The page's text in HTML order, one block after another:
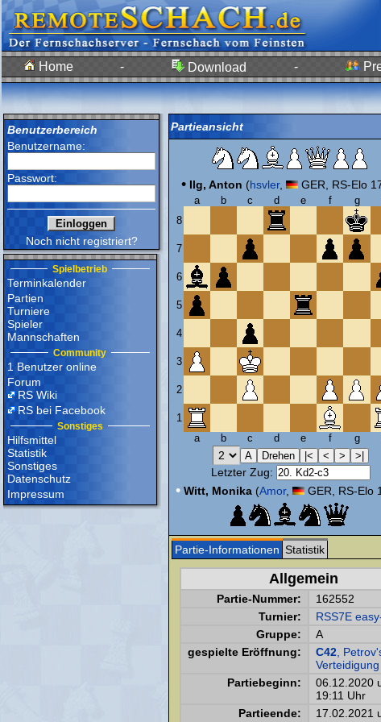
Home - Download -
Benutzerbereich
Benutzername:
Passwort:
Noch nicht registriert?
Spielbetrieb
Terminkalender
Partien
Turniere
Spieler
Mannschaften
Community
1 Benutzer online
Forum
RS Wiki
RS bei Facebook
Sonstiges
Hilfsmittel
Statistik
Sonstiges
Datenschutz
Impressum
Partieansicht
• Ilg, Anton (hsvler, GER, RS-Elo
a b c d e f g
8
7
6
5
4
3
2
1
a
b c d e f g
Letzter Zug:
• Witt, Monika(Amor, GER, RS-Elo
Partie-Informationen Statistik
Allgemein
Partie-Nummer:
162552
Turnier:
RSS7E
Gruppe:
A
gespielte Eröffnung:
C42 ,
Verteidigung
Partiebeginn:
06.12.2020
19:11 Uhr
Partieende:
17.02.2021